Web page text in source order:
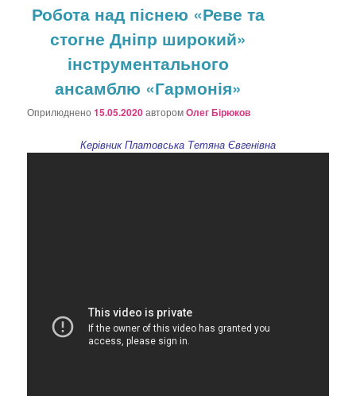
Робота над піснею «Реве та
стогне Дніпр широкий»
інструментального
ансамблю «Гармонія»
Оприлюднено15.05.2020авторомОлег Бірюков
Керівник Платовська Тетяна Євгенівна